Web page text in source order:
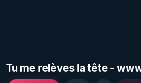
Tu me relèves la tête -